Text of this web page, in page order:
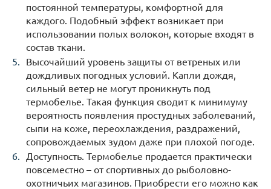
постоянной температуры, комфортной для
каждого. Подобный эффект возникает при
использовании полых волокон, которые входят в
состав ткани.
Высочайший уровень защиты от ветреных или
дождливых погодных условий. Капли дождя,
сильный ветер не могут проникнуть под
термобелье. Такая функция сводит к минимуму
вероятность появления простудных заболеваний,
сыпи на коже, переохлаждения, раздражений,
сопровождаемых зудом даже при плохой погоде.
Доступность. Термобелье продается практически
повсеместно – от спортивных до рыболовно-
охотничьих магазинов. Приобрести его можно как